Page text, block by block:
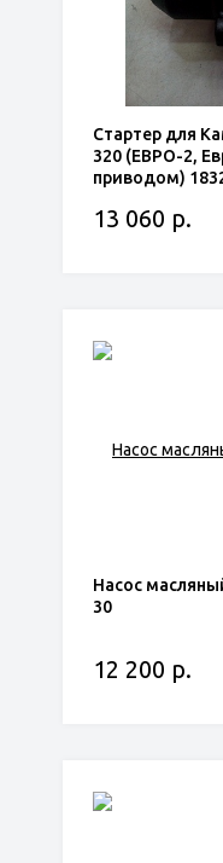
Стартер для
320 (ЕВРО-2,
приводом)
13 060 р.
Насос
30
12 200 р.